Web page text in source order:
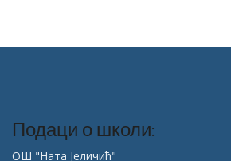
Подаци о школи:
ОШ "Ната Јеличић"